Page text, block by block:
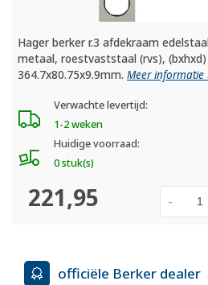
Hager berker r.3 afdekraam
metaal, roestvaststaal (rvs), (bxhxd)
364.7x80.75x9.9mm.Meer informatie
Verwachte levertijd:
1-2 weken
Huidige voorraad:
0 stuk(s)
221,95 -
officiële Berker dealer